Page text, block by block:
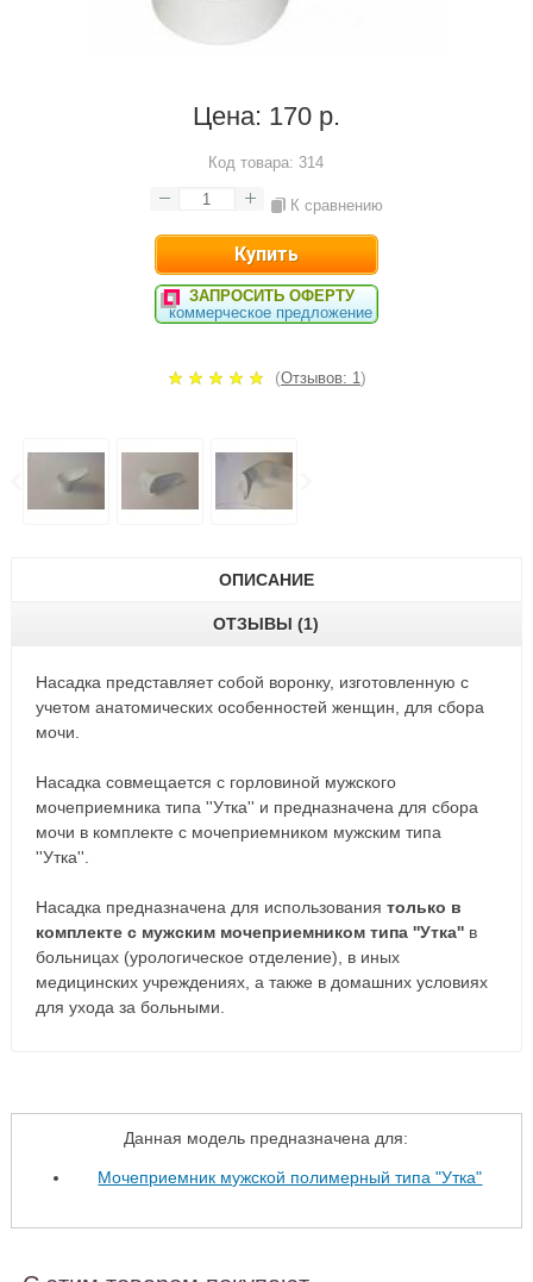
Цена: 170 р.
Код товара: 314
К сравнению
ЗАПРОСИТЬ ОФЕРТУ
коммерческое предложение
(Отзывов: 1)
ОПИСАНИЕ
ОТЗЫВЫ (1)
Насадка представляет собой воронку, изготовленную с
учетом анатомических особенностей женщин, для сбора
мочи.
Насадка совмещается с горловиной мужского
мочеприемника типа ''Утка'' и предназначена для сбора
мочи в комплекте с мочеприемником мужским типа
''Утка''.
Насадка предназначена для использования только в
комплекте с мужским мочеприемником типа ''Утка''в
больницах (урологическое отделение), в иных
медицинских учреждениях, а также в домашних условиях
для ухода за больными.
Данная модель предназначена для:
Мочеприемник мужской полимерный типа "Утка"